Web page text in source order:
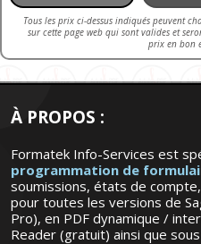
Tous les prix ci-dessus indiqués peuvent
sur cette page web qui sont valides et
prix en bon
À PROPOS :
Formatek Info-Services est
programmation de
soumissions, états de
pour toutes les versions de
Pro), en PDF dynamique /
Reader (gratuit) ainsi que